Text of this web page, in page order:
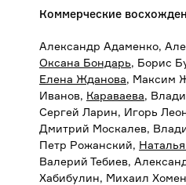
Коммерческие
Александр Адаменко,
Оксана Бондарь, Борис
Елена Жданова, Максим
Иванов, Караваева,
Сергей Ларин, Игорь
Дмитрий Москалев,
Петр Рожанский,
Валерий Тебиев,
Хабибулин, Михаил